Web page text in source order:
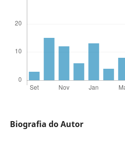
Biografia do Autor